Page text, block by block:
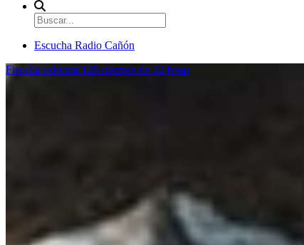
Escucha Radio Cañón
Fiscalía exhuma 126 cuerpos de 32 fosas